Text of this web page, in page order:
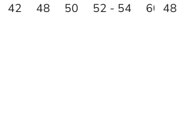
42 48 50 52 - 54 60 - 62
48